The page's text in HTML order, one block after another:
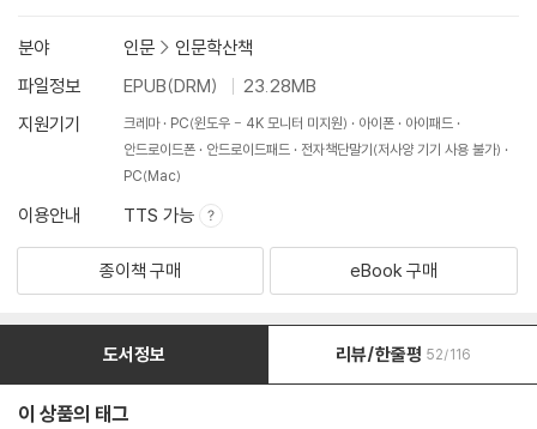
분야 인문 > 인문학산책
파일정보
EPUB(DRM)
23.28MB
지원기기
크레마 PC(윈도우 - 4K 모니터 미지원) 아이폰
아이패드
안드로이드폰
안드로이드패드
전자책단말기(저사양 기기 사용 불가)
PC(Mac)
이용안내 TTS 가능
종이책 구매 eBook 구매
도서정보 리뷰/한줄평 52/116
이 상품의 태그